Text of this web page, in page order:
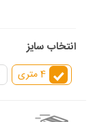
انتخاب سایز
4 متری